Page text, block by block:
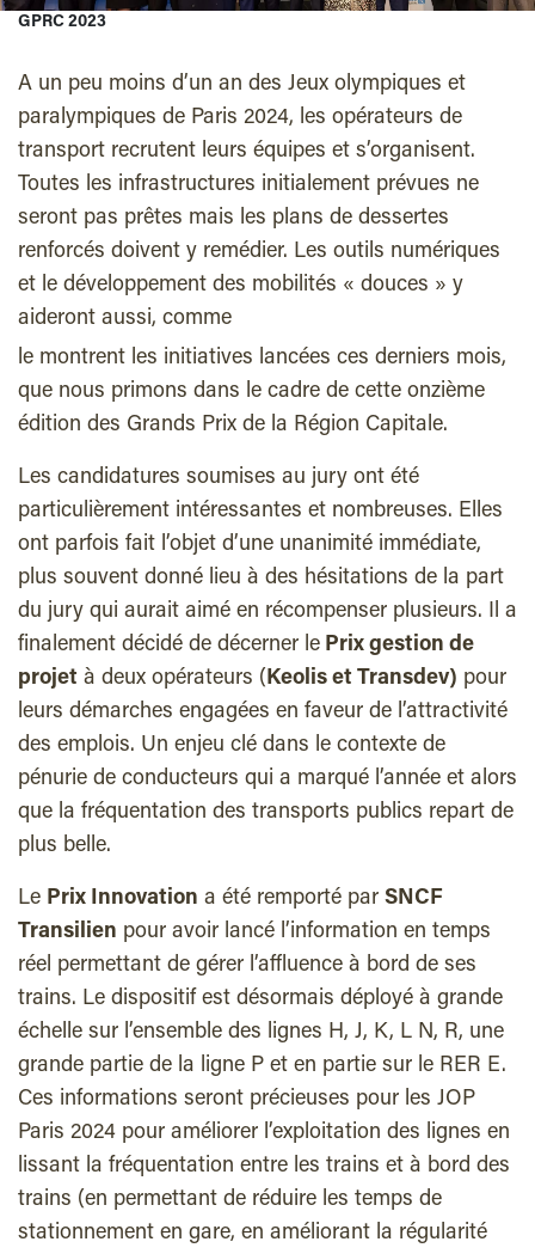
GPRC 2023
A un peu moins d’un an des Jeux olympiques et
paralympiques de Paris 2024, les opérateurs de
transport recrutent leurs équipes et s’organisent.
Toutes les infrastructures initialement prévues ne
seront pas prêtes mais les plans de dessertes
renforcés doivent y remédier. Les outils numériques
et le développement des mobilités « douces » y
aideront aussi, comme
le montrent les initiatives lancées ces derniers mois,
que nous primons dans le cadre de cette onzième
édition des Grands Prix de la Région Capitale.
Les candidatures soumises au jury ont été
particulièrement intéressantes et nombreuses. Elles
ont parfois fait l’objet d’une unanimité immédiate,
plus souvent donné lieu à des hésitations de la part
du jury qui aurait aimé en récompenser plusieurs. Il a
finalement décidé de décerner le Prix gestion de
projet à deux opérateurs ( Keolis et Transdev) pour
leurs démarches engagées en faveur de l’attractivité
des emplois. Un enjeu clé dans le contexte de
pénurie de conducteurs qui a marqué l’année et alors
que la fréquentation des transports publics repart de
plus belle.
Le Prix Innovation a été remporté par SNCF
Transilien pour avoir lancé l’information en temps
réel permettant de gérer l’affluence à bord de ses
trains. Le dispositif est désormais déployé à grande
échelle sur l’ensemble des lignes H, J, K, L N, R, une
grande partie de la ligne P et en partie sur le RER E.
Ces informations seront précieuses pour les JOP
Paris 2024 pour améliorer l’exploitation des lignes en
lissant la fréquentation entre les trains et à bord des
trains (en permettant de réduire les temps de
stationnement en gare, en améliorant la régularité